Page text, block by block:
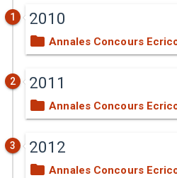
1 2010
Annales Concours
2 2011
Annales Concours
3 2012
Annales Concours